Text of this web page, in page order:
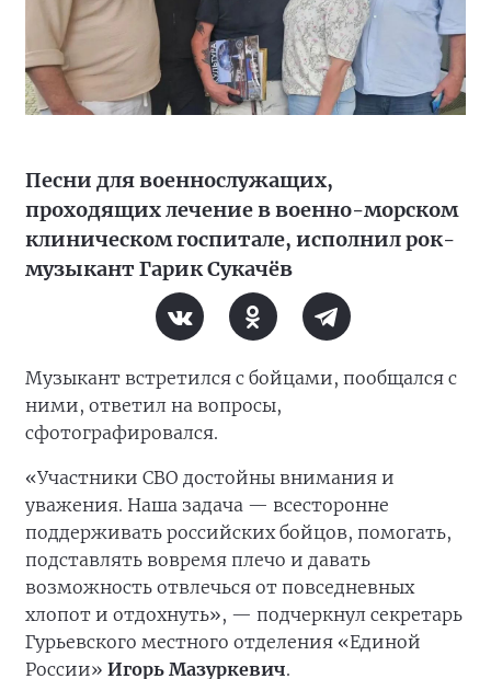
Песни для военнослужащих,
проходящих лечение в военно-морском
клиническом госпитале, исполнил рок-
музыкант Гарик Сукачёв
Музыкант встретился с бойцами, пообщался с
ними, ответил на вопросы,
сфотографировался.
«Участники СВО достойны внимания и
уважения. Наша задача — всесторонне
поддерживать российских бойцов, помогать,
подставлять вовремя плечо и давать
возможность отвлечься от повседневных
хлопот и отдохнуть», — подчеркнул секретарь
Гурьевского местного отделения «Единой
России» Игорь Мазуркевич.